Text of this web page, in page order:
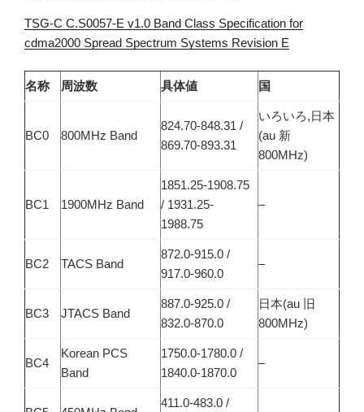
TSG-C C.S0057-E v1.0 Band Class Specification for
cdma2000 Spread Spectrum Systems Revision E
名称 周波数 具体値 国
BC0 800MHz Band
824.70-848.31 /
869.70-893.31
いろいろ,日本
(au 新
800MHz)
BC1 1900MHz Band
1851.25-1908.75
/ 1931.25-
1988.75
–
BC2 TACS Band
872.0-915.0 /
917.0-960.0
–
BC3 JTACS Band
887.0-925.0 /
832.0-870.0
日本(au 旧
800MHz)
BC4
Korean PCS
Band
1750.0-1780.0 /
1840.0-1870.0
–
411.0-483.0 /